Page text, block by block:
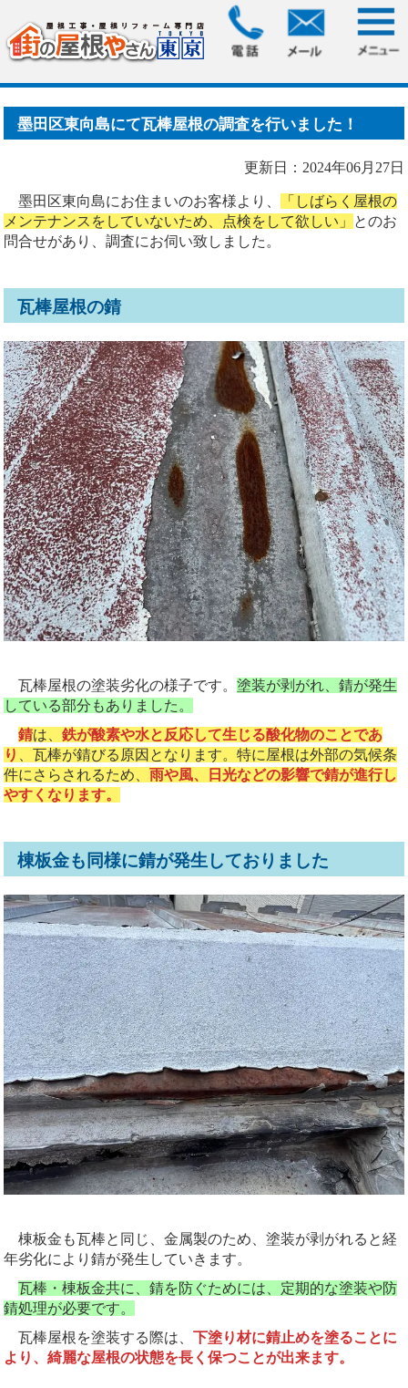
> 墨田区東向島にて瓦棒屋根の調査を行いま
した！
墨田区東向島にて瓦棒屋根の調査を行いました！
更新日：2024年06月27日
墨田区東向島にお住まいのお客様より、
「しばらく屋根の
メンテナンスをしていないため、点検をして欲しい」 とのお
問合せがあり、調査にお伺い致しました。
瓦棒屋根の錆
瓦棒屋根の塗装劣化の様子です。塗装が剥がれ、錆が発生
している部分もありました。
錆は、鉄が酸素や水と反応して生じる酸化物のことであ
り
、瓦棒が錆びる原因となります。特に屋根は外部の気候条
件にさらされるため、雨や風、日光などの影響で錆が進行し
やすくなります。
棟板金も同様に錆が発生しておりました
棟板金も瓦棒と同じ、金属製のため、塗装が剥がれると経
年劣化により錆が発生していきます。
瓦棒・棟板金共に、錆を防ぐためには、定期的な塗装や防
錆処理が必要です。
瓦棒屋根を塗装する際は、下塗り材に錆止めを塗ることに
より、綺麗な屋根の状態を長く保つことが出来ます。